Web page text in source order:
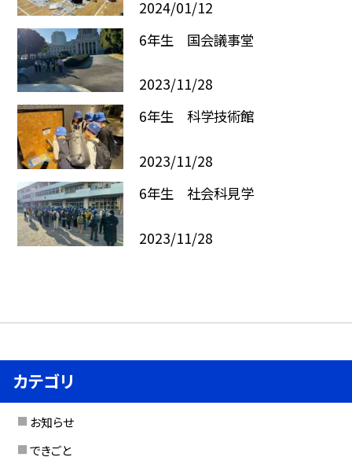
2024/01/12
6年生 国会議事堂
2023/11/28
6年生 科学技術館
2023/11/28
6年生 社会科見学
2023/11/28
カテゴリ
お知らせ
できごと